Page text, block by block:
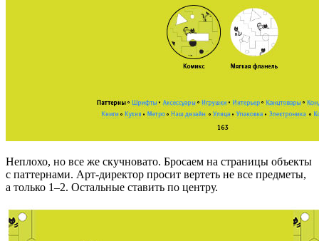
Неплохо, но все же скучновато. Бросаем на страницы объекты
с паттернами. Арт-директор просит вертеть не все предметы,
а только 1–2. Остальные ставить по центру.